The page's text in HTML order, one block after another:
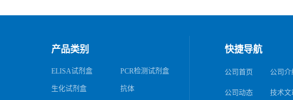
产品类别
ELISA试剂盒 PCR检测试剂盒
生化试剂盒 抗体
快捷导航
公司首页 公司介
公司动态 技术文